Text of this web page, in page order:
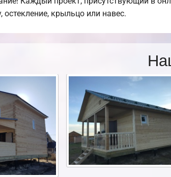
остекление, крыльцо или навес.